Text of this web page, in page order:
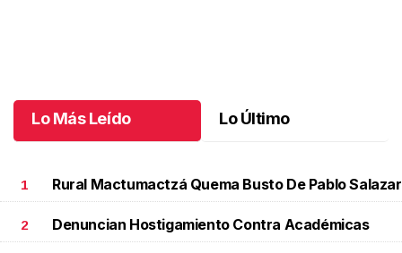
Lo Más Leído Lo Último
1 Rural Mactumactzá Quema Busto De Pablo Salazar
2 Denuncian Hostigamiento Contra Académicas